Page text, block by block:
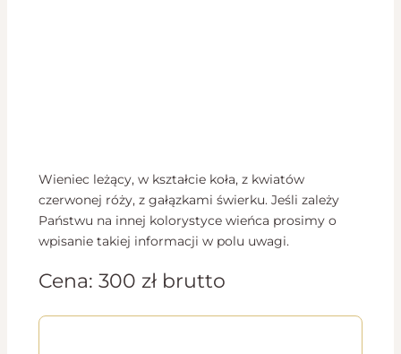
Wieniec leżący, w kształcie koła, z kwiatów
czerwonej róży, z gałązkami świerku. Jeśli zależy
Państwu na innej kolorystyce wieńca prosimy o
wpisanie takiej informacji w polu uwagi.
Cena: 300 zł brutto